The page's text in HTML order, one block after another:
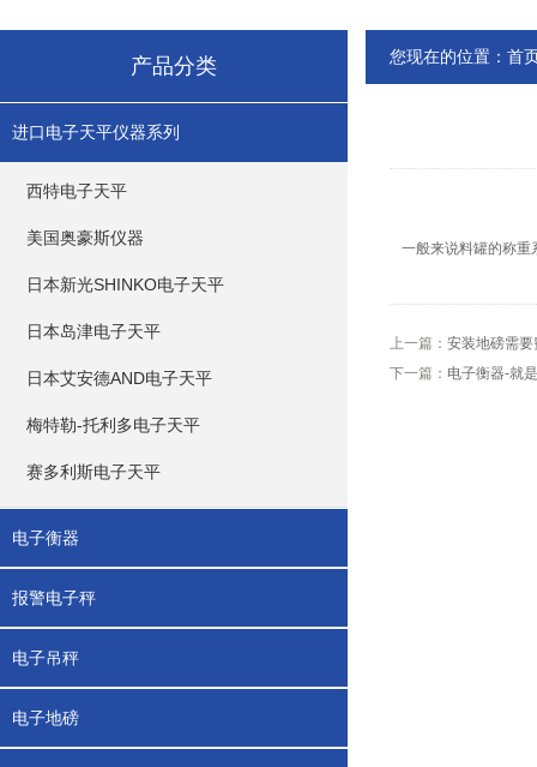
产品分类
进口电子天平仪器系列
西特电子天平
美国奥豪斯仪器
日本新光SHINKO电子天平
日本岛津电子天平
日本艾安德AND电子天平
梅特勒-托利多电子天平
赛多利斯电子天平
电子衡器
报警电子秤
电子吊秤
电子地磅
您现在的位置： 首
一般来说料罐的称重
上一篇： 安装地磅需要
下一篇： 电子衡器-就